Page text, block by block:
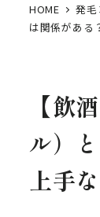
HOME 発毛
は関係がある
【飲
ル）
上手